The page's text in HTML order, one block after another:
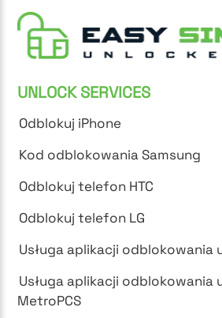
UNLOCK SERVICES
Odblokuj iPhone
Kod odblokowania Samsung
Odblokuj telefon HTC
Odblokuj telefon LG
Usługa aplikacji odblokowania
Usługa aplikacji odblokowania
MetroPCS